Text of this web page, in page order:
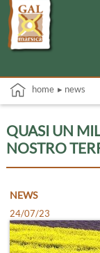
home ▸ news
QUASI UN
NOSTRO
NEWS
24/07/23